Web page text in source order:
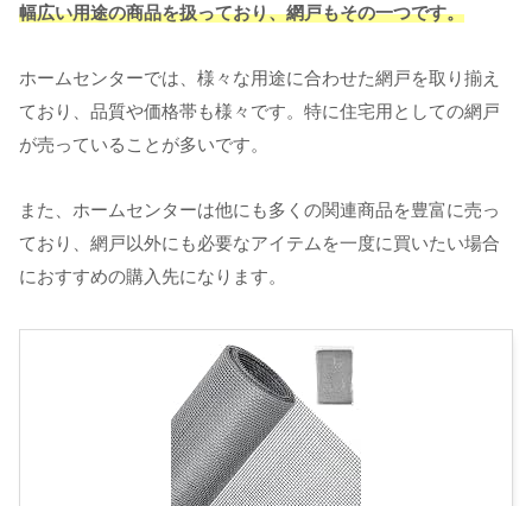
幅広い用途の商品を扱っており、網戸もその一つです。
ホームセンターでは、様々な用途に合わせた網戸を取り揃え
ており、品質や価格帯も様々です。特に住宅用としての網戸
が売っていることが多いです。
また、ホームセンターは他にも多くの関連商品を豊富に売っ
ており、網戸以外にも必要なアイテムを一度に買いたい場合
におすすめの購入先になります。